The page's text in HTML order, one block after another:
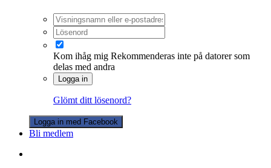
Kom ihåg mig Rekommenderas inte på datorer som
delas med andra
Logga in
Glömt ditt lösenord?
Logga in med Facebook
Bli medlem